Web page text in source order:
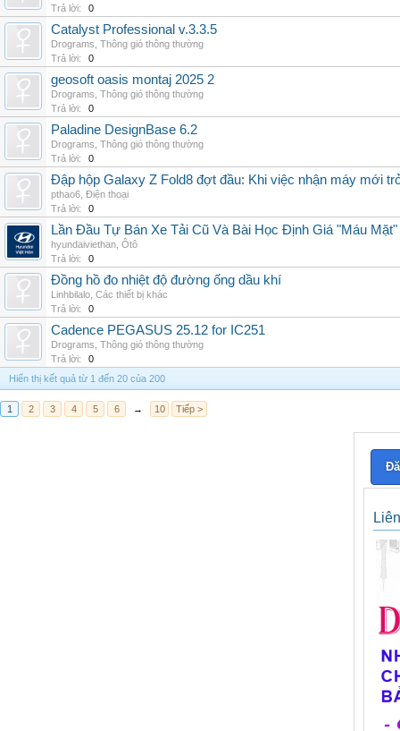
Trả lời:
0
Catalyst Professional v.3.3.5
Drograms Thông gió thông thường
Trả lời:
0
geosoft oasis montaj 2025 2
Drograms Thông gió thông thường
Trả lời:
0
Paladine DesignBase 6.2
Drograms Thông gió thông thường
Trả lời:
0
Đập hộp Galaxy Z Fold8 đợt đầu: Khi việc nhận máy mới
pthao6 Điện thoại
Trả lời:
0
Lần Đầu Tự Bán Xe Tải Cũ Và Bài Học Định Giá "Máu
hyundaiviethan Ôtô
Trả lời:
0
Đồng hồ đo nhiệt độ đường ống dầu khí
Linhbilalo Các thiết bị khác
Trả lời:
0
Cadence PEGASUS 25.12 for IC251
Drograms Thông gió thông thường
Trả lời:
0
Hiển thị kết quả từ 1 đến 20 của 200
1 2 3 4 5 6 → 10 Tiếp >